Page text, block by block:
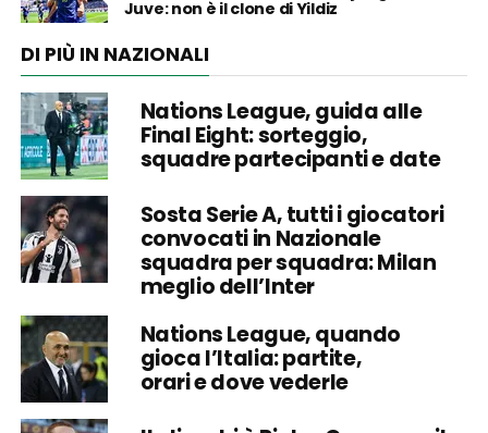
Juve: non è il clone di Yildiz
DI PIÙ IN NAZIONALI
Nations League, guida alle
Final Eight: sorteggio,
squadre partecipanti e date
Sosta Serie A, tutti i giocatori
convocati in Nazionale
squadra per squadra: Milan
meglio dell’Inter
Nations League, quando
gioca l’Italia: partite,
orari e dove vederle